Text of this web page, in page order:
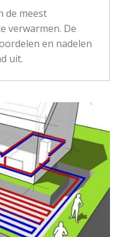
de meest
verwarmen. De
en nadelen
uit.